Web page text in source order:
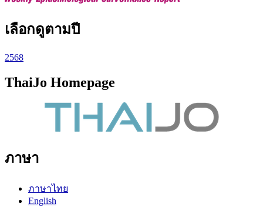
เลือกดูตามปี
2568
ThaiJo Homepage
ภาษา
ภาษาไทย
English